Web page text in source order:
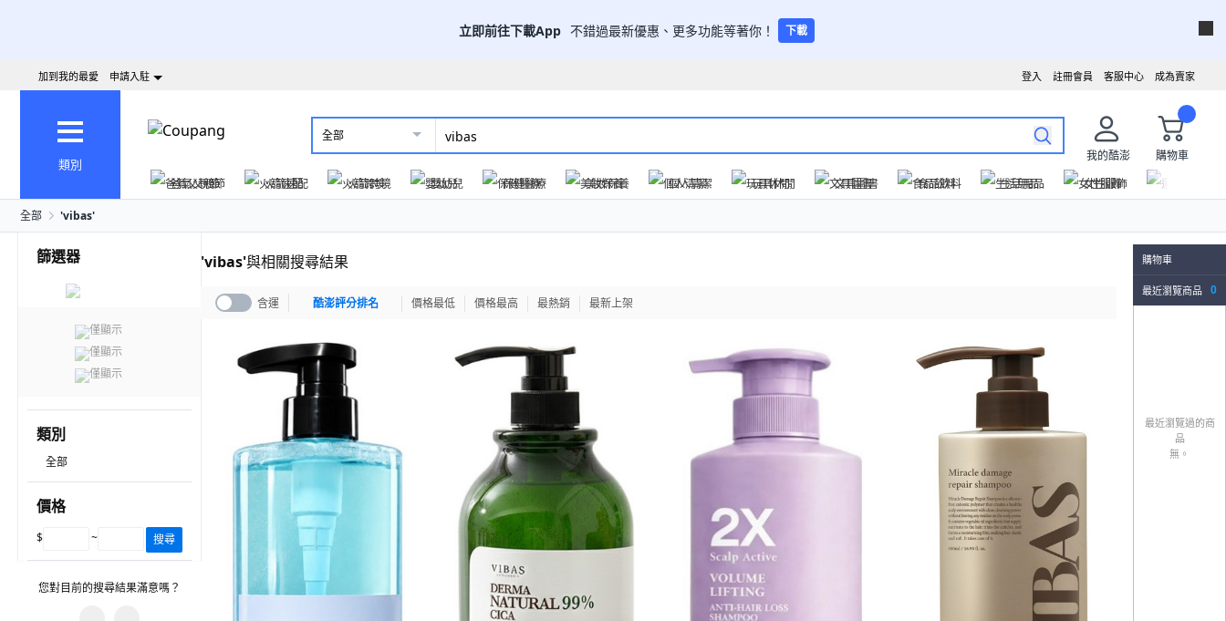
立即前往下載App 不錯過最新優惠、更多功能等著你！ 下載
成為賣家
客服中心
註冊會員
登入
加到我的最愛 申請入駐
類別
全部
我的酷澎
購物車
爸氣父親節
火箭速配 火箭跨境 嬰幼兒 保健醫療 美妝保養 個人清潔 玩具休閒 文具圖書 食品飲料 生活用品 女性服飾
購物車
最近瀏覽商品 0
最近瀏覽過的商
品
無。
全部 'vibas'
篩選器
僅顯示
僅顯示
僅顯示
類別
全部
價格
$ ~ 搜尋
您對目前的搜尋結果滿意嗎？
'vibas'與相關搜尋結果
含運 酷澎評分排名 價格最低 價格最高 最熱銷 最新上架